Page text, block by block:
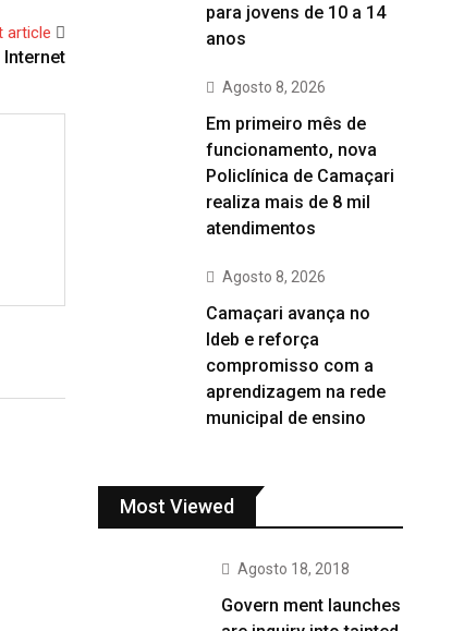
article
para jovens de 10 a 14
anos
Agosto 8, 2026
Em primeiro mês de
funcionamento, nova
Policlínica de Camaçari
realiza mais de 8 mil
atendimentos
Agosto 8, 2026
Camaçari avança no
Ideb e reforça
compromisso com a
aprendizagem na rede
municipal de ensino
Most Viewed
Agosto 18, 2018
Govern ment launches